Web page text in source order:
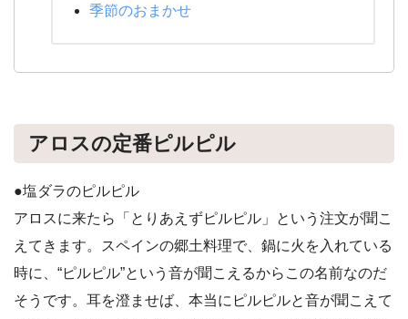
季節のおまかせ
アロスの定番ピルピル
●塩ダラのピルピル
アロスに来たら「とりあえずピルピル」という注文が聞こ
えてきます。スペインの郷土料理で、鍋に火を入れている
時に、“ピルピル”という音が聞こえるからこの名前なのだ
そうです。耳を澄ませば、本当にピルピルと音が聞こえて